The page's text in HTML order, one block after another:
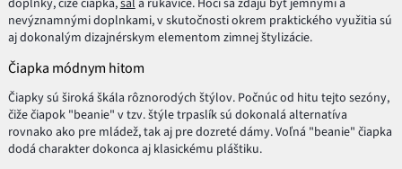
doplnky, čiže čiapka,šála rukavice. Hoci sa zdajú byť jemnými a
nevýznamnými doplnkami, v skutočnosti okrem praktického využitia sú
aj dokonalým dizajnérskym elementom zimnej štylizácie.
Čiapka módnym hitom
Čiapky sú široká škála rôznorodých štýlov. Počnúc od hitu tejto sezóny,
čiže čiapok "beanie" v tzv. štýle trpaslík sú dokonalá alternatíva
rovnako ako pre mládež, tak aj pre dozreté dámy. Voľná "beanie" čiapka
dodá charakter dokonca aj klasickému pláštiku.